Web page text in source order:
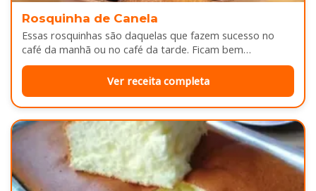
Rosquinha de Canela
Essas rosquinhas são daquelas que fazem sucesso no
café da manhã ou no café da tarde. Ficam bem
douradinhas por…
Ver receita completa